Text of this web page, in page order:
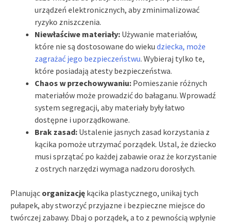
urządzeń elektronicznych, aby zminimalizować
ryzyko zniszczenia.
Niewłaściwe materiały: Używanie materiałów,
które nie są dostosowane do wieku dziecka, może
zagrażać jego bezpieczeństwu. Wybieraj tylko te,
które posiadają atesty bezpieczeństwa.
Chaos w przechowywaniu: Pomieszanie różnych
materiałów może prowadzić do bałaganu. Wprowadź
system segregacji, aby materiały były łatwo
dostępne i uporządkowane.
Brak zasad: Ustalenie jasnych zasad korzystania z
kącika pomoże utrzymać porządek. Ustal, że dziecko
musi sprzątać po każdej zabawie oraz że korzystanie
z ostrych narzędzi wymaga nadzoru dorosłych.
Planując organizację kącika plastycznego, unikaj tych
pułapek, aby stworzyć przyjazne i bezpieczne miejsce do
twórczej zabawy. Dbaj o porządek, a to z pewnością wpłynie